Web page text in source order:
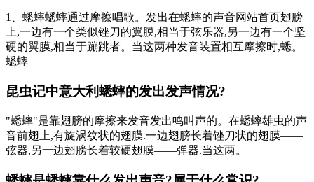
1、蟋蟀蟋蟀通过摩擦唱歌。发出在蟋蟀的声音网站首页翅膀
上,一边有一个类似锉刀的翼膜,相当于弦乐器,另一边有一个坚
硬的翼膜,相当于蹦跳者。当这两种发音装置相互摩擦时,蟋。
蟋蟀
昆虫记中意大利蟋蟀的发出发声情况?
"蟋蟀"是靠翅膀的摩擦来发音发出鸣叫声的。在蟋蟀雄虫的声
音前翅上,有旋涡纹状的翅膜.一边翅膀长着锉刀状的翅膜——
弦器,另一边翅膀长着较硬翅膜——弹器.当这两。